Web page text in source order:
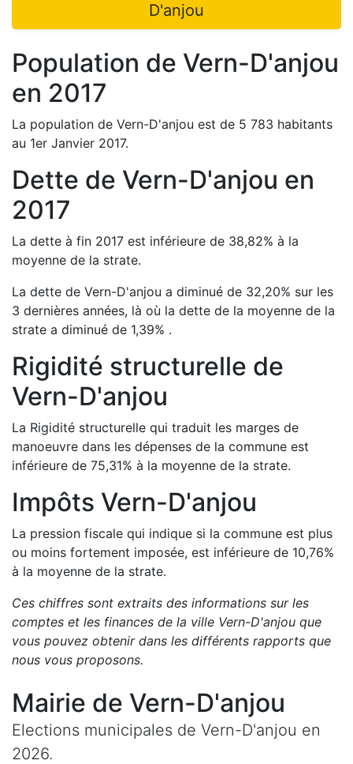
D'anjou
Population de Vern-D'anjou
en 2017
La population de Vern-D'anjou est de 5 783 habitants
au 1er Janvier 2017.
Dette de Vern-D'anjou en
2017
La dette à fin 2017 est inférieure de 38,82% à la
moyenne de la strate.
La dette de Vern-D'anjou a diminué de 32,20% sur les
3 dernières années, là où la dette de la moyenne de la
strate a diminué de 1,39% .
Rigidité structurelle de
Vern-D'anjou
La Rigidité structurelle qui traduit les marges de
manoeuvre dans les dépenses de la commune est
inférieure de 75,31% à la moyenne de la strate.
Impôts Vern-D'anjou
La pression fiscale qui indique si la commune est plus
ou moins fortement imposée, est inférieure de 10,76%
à la moyenne de la strate.
Ces chiffres sont extraits des informations sur les
comptes et les finances de la ville Vern-D'anjou que
vous pouvez obtenir dans les différents rapports que
nous vous proposons.
Mairie de Vern-D'anjou
Elections municipales de Vern-D'anjou en
2026.